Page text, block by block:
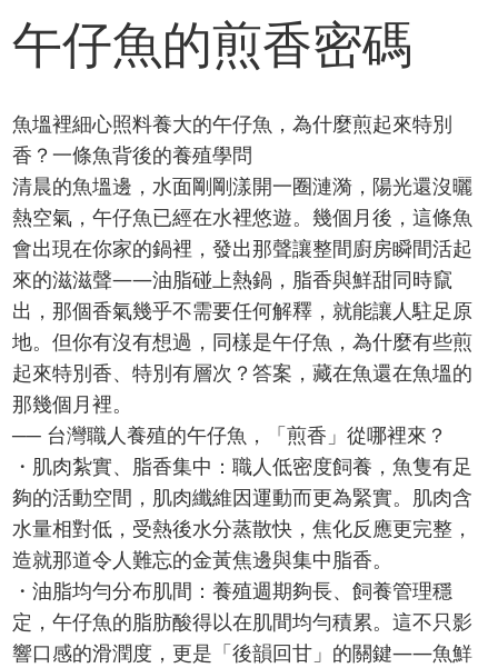
午仔魚的煎香密碼
魚塭裡細心照料養大的午仔魚，為什麼煎起來特別
香？一條魚背後的養殖學問
清晨的魚塭邊，水面剛剛漾開一圈漣漪，陽光還沒曬
熱空氣，午仔魚已經在水裡悠遊。幾個月後，這條魚
會出現在你家的鍋裡，發出那聲讓整間廚房瞬間活起
來的滋滋聲——油脂碰上熱鍋，脂香與鮮甜同時竄
出，那個香氣幾乎不需要任何解釋，就能讓人駐足原
地。但你有沒有想過，同樣是午仔魚，為什麼有些煎
起來特別香、特別有層次？答案，藏在魚還在魚塭的
那幾個月裡。
── 台灣職人養殖的午仔魚，「煎香」從哪裡來？
・肌肉紮實、脂香集中：職人低密度飼養，魚隻有足
夠的活動空間，肌肉纖維因運動而更為緊實。肌肉含
水量相對低，受熱後水分蒸散快，焦化反應更完整，
造就那道令人難忘的金黃焦邊與集中脂香。
・油脂均勻分布肌間：養殖週期夠長、飼養管理穩
定，午仔魚的脂肪酸得以在肌間均勻積累。這不只影
響口感的滑潤度，更是「後韻回甘」的關鍵——魚鮮